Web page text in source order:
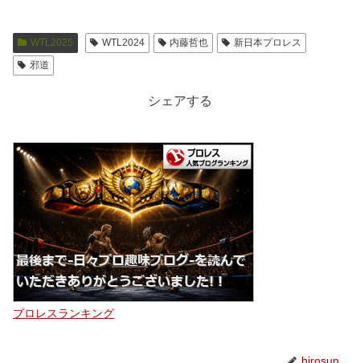
WTL2025 WTL2024 内藤哲也
新日本プロレス
邪道
シェアする
プロレスランキング